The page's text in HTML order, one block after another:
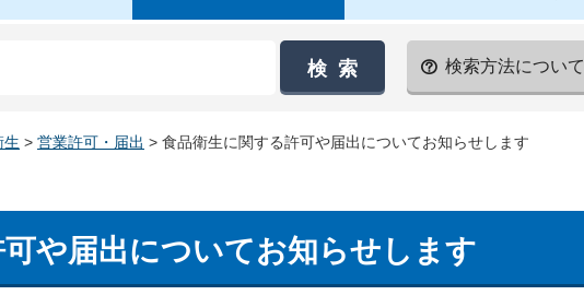
検索方法について
生 > 営業許可・届出 > 食品衛生に関する許可や届出についてお知らせします
や届出についてお知らせします